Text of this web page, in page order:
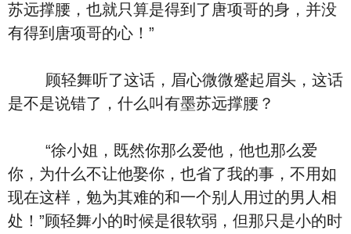
苏远撑腰，也就只算是得到了唐项哥的身，并没
有得到唐项哥的心！”
顾轻舞听了这话，眉心微微蹙起眉头，这话
是不是说错了，什么叫有墨苏远撑腰？
“徐小姐，既然你那么爱他，他也那么爱
你，为什么不让他娶你，也省了我的事，不用如
现在这样，勉为其难的和一个别人用过的男人相
处！”顾轻舞小的时候是很软弱，但那只是小的时